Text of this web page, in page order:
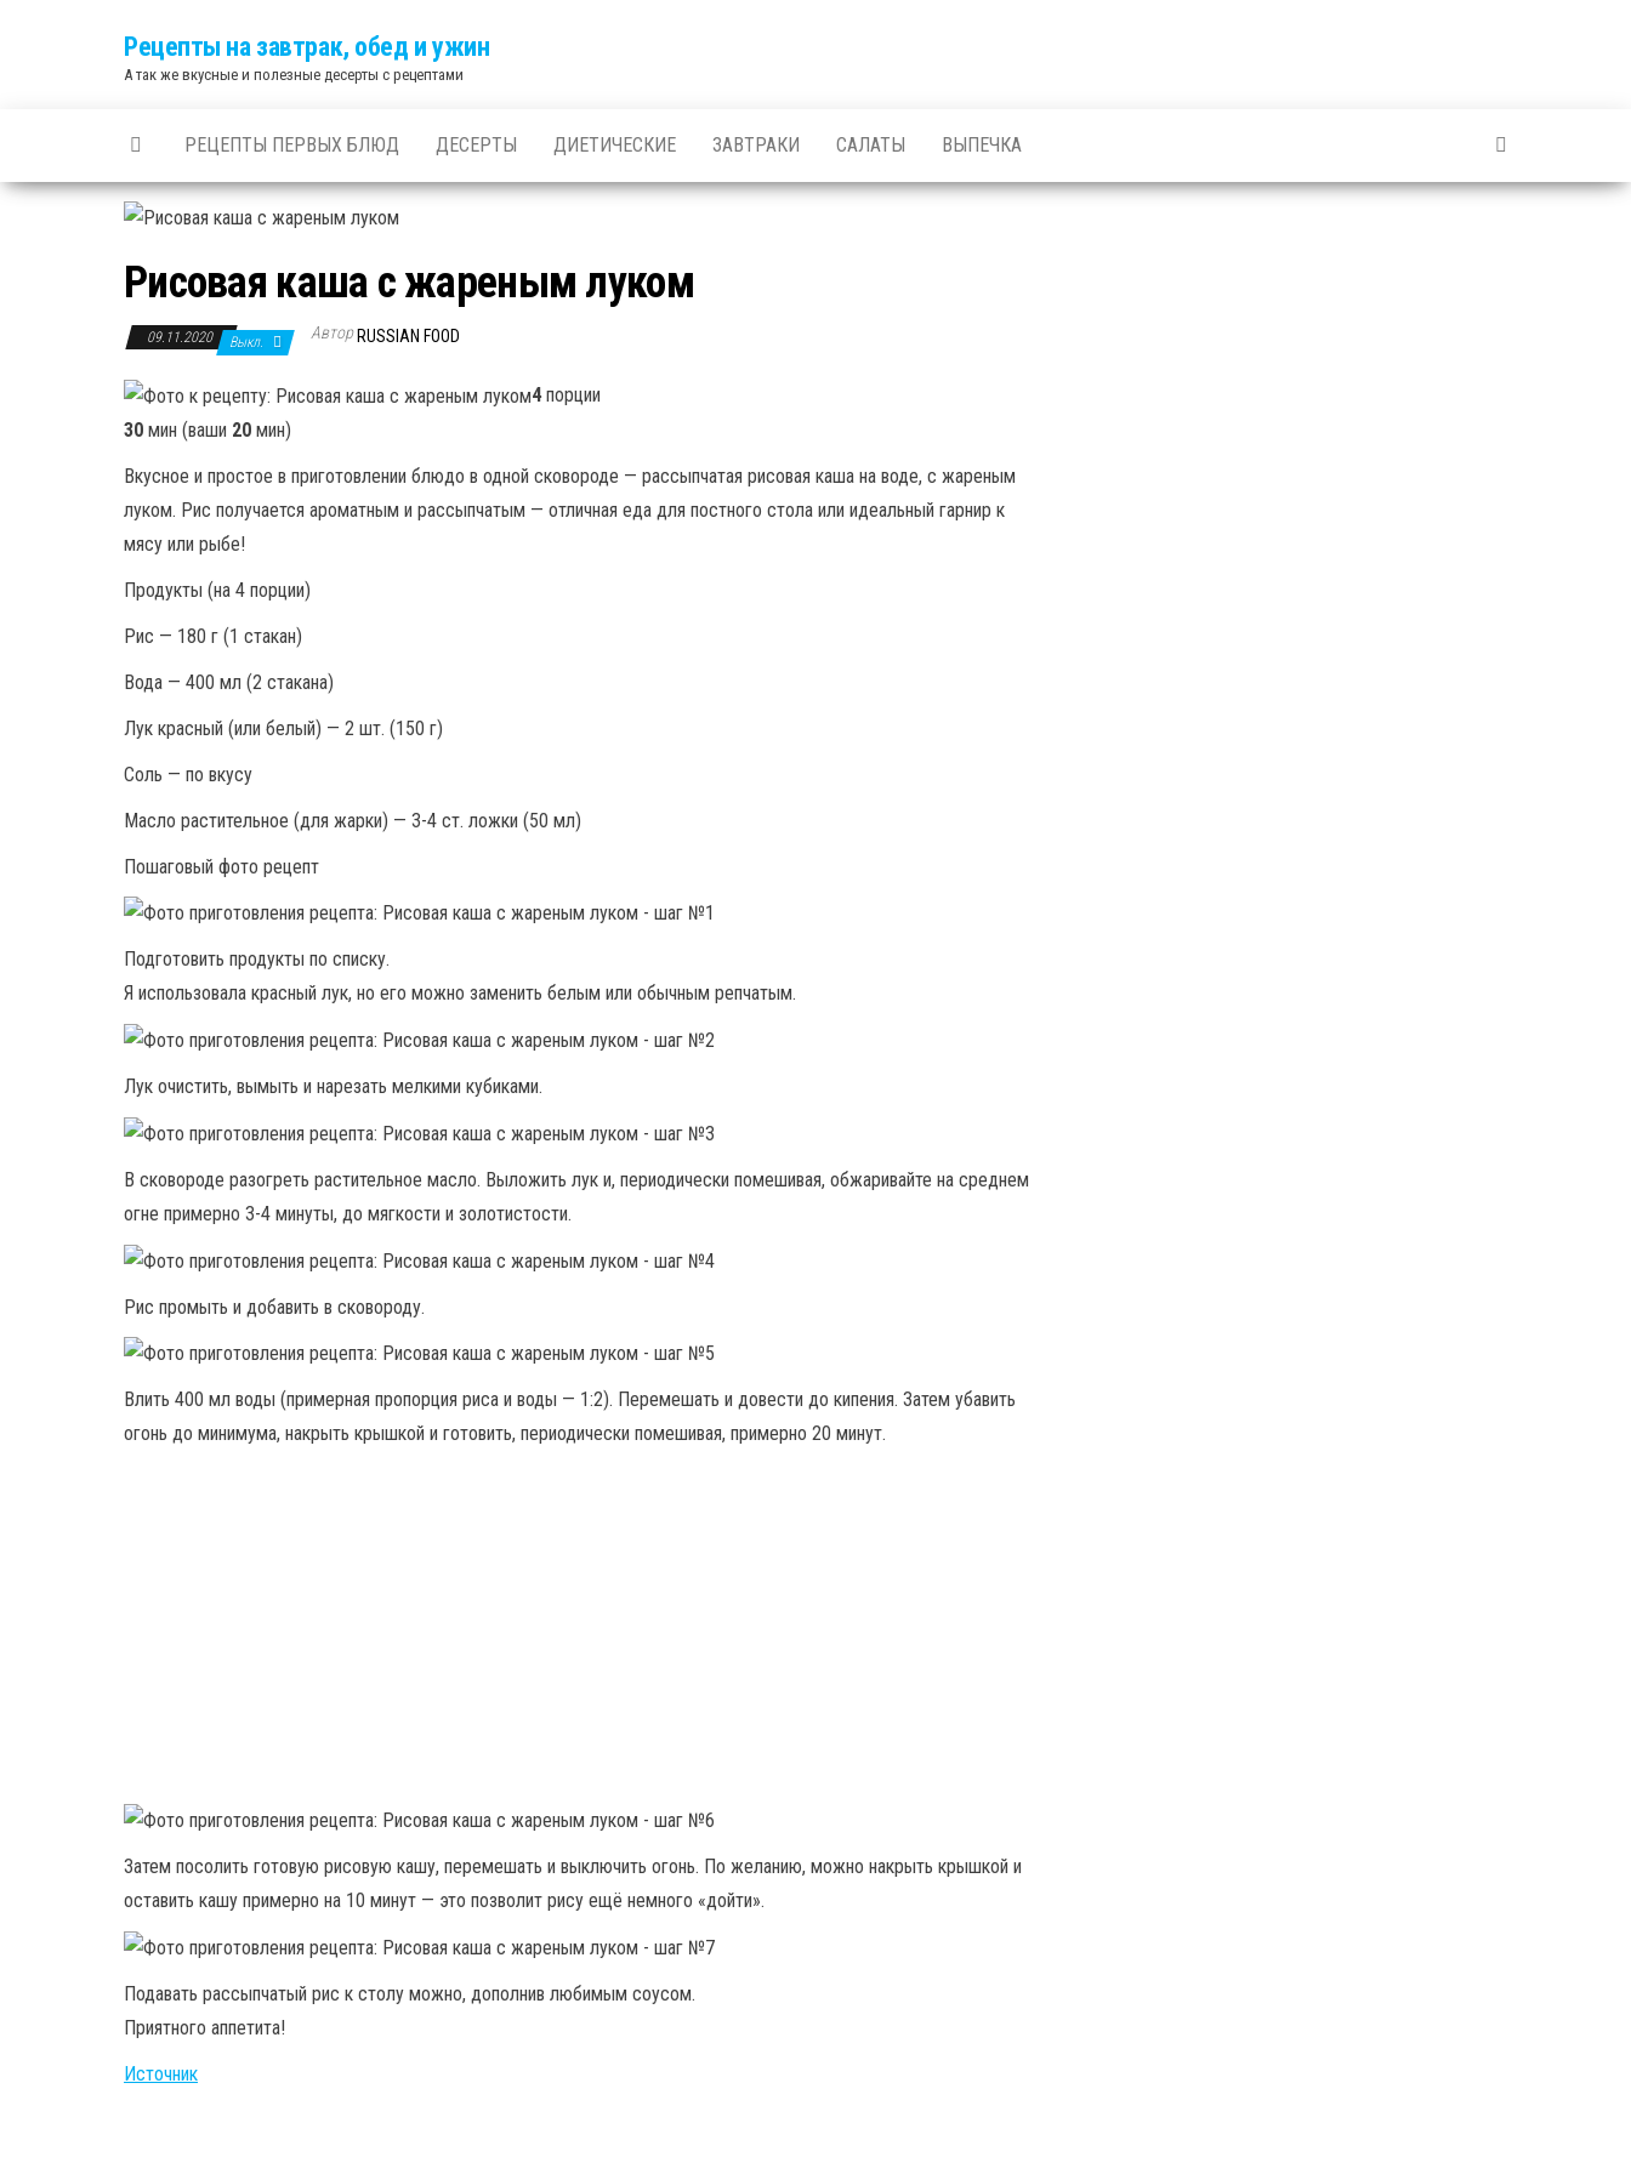
Рецепты на завтрак, обед и ужин
А так же вкусные и полезные десерты с рецептами
РЕЦЕПТЫ ПЕРВЫХ БЛЮД ДЕСЕРТЫ ДИЕТИЧЕСКИЕ ЗАВТРАКИ САЛАТЫ ВЫПЕЧКА
Рисовая каша с жареным луком
09.11.2020 Выкл. Автор RUSSIAN FOOD
4порции
30 мин (ваши 20 мин)
Вкусное и простое в приготовлении блюдо в одной сковороде — рассыпчатая рисовая каша на воде, с жареным
луком. Рис получается ароматным и рассыпчатым — отличная еда для постного стола или идеальный гарнир к
мясу или рыбе!
Продукты (на 4 порции)
Рис — 180 г (1 стакан)
Вода — 400 мл (2 стакана)
Лук красный (или белый) — 2 шт. (150 г)
Соль — по вкусу
Масло растительное (для жарки) — 3-4 ст. ложки (50 мл)
Пошаговый фото рецепт
Подготовить продукты по списку.
Я использовала красный лук, но его можно заменить белым или обычным репчатым.
Лук очистить, вымыть и нарезать мелкими кубиками.
В сковороде разогреть растительное масло. Выложить лук и, периодически помешивая, обжаривайте на среднем
огне примерно 3-4 минуты, до мягкости и золотистости.
Рис промыть и добавить в сковороду.
Влить 400 мл воды (примерная пропорция риса и воды — 1:2). Перемешать и довести до кипения. Затем убавить
огонь до минимума, накрыть крышкой и готовить, периодически помешивая, примерно 20 минут.
Затем посолить готовую рисовую кашу, перемешать и выключить огонь. По желанию, можно накрыть крышкой и
оставить кашу примерно на 10 минут — это позволит рису ещё немного «дойти».
Подавать рассыпчатый рис к столу можно, дополнив любимым соусом.
Приятного аппетита!
Источник